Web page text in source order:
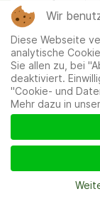
Wir
Diese Webseite
analytische
Sie allen zu, bei
deaktiviert.
"Cookie- und
Mehr dazu in